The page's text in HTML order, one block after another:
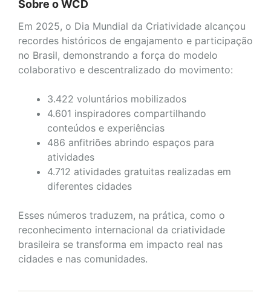
Sobre o WCD
Em 2025, o Dia Mundial da Criatividade alcançou
recordes históricos de engajamento e participação
no Brasil, demonstrando a força do modelo
colaborativo e descentralizado do movimento:
3.422 voluntários mobilizados
4.601 inspiradores compartilhando
conteúdos e experiências
486 anfitriões abrindo espaços para
atividades
4.712 atividades gratuitas realizadas em
diferentes cidades
Esses números traduzem, na prática, como o
reconhecimento internacional da criatividade
brasileira se transforma em impacto real nas
cidades e nas comunidades.